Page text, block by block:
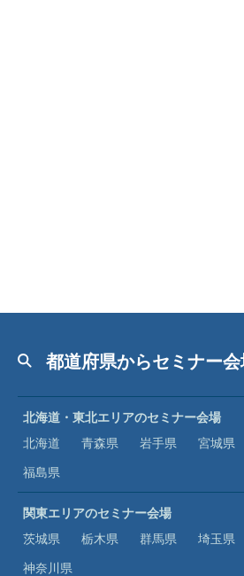
都道府県からセミナー
北海道・東北エリアのセミナー会場
北海道
青森県 岩手県 宮城県
福島県
関東エリアのセミナー会場
茨城県
栃木県 群馬県 埼玉県
神奈川県